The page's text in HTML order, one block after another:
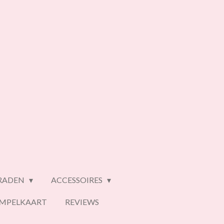
ACCESSOIRES
REVIEWS